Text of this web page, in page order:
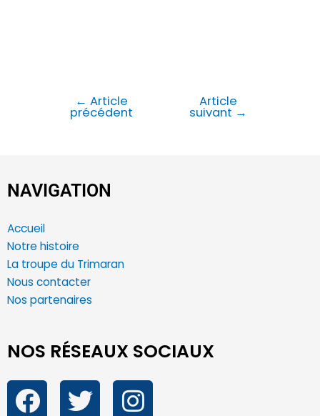
← Article
précédent
Article
suivant →
NAVIGATION
Accueil
Notre histoire
La troupe du Trimaran
Nous contacter
Nos partenaires
NOS RÉSEAUX SOCIAUX